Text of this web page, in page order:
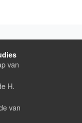
van
H.
van